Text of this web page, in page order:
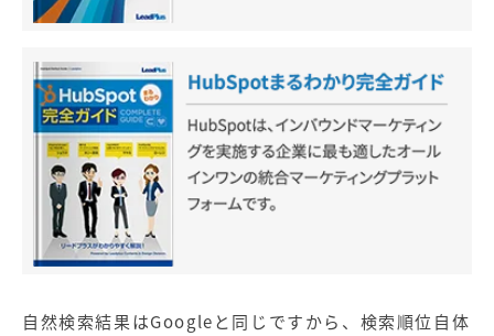
自然検索結果はGoogleと同じですから、検索順位自体